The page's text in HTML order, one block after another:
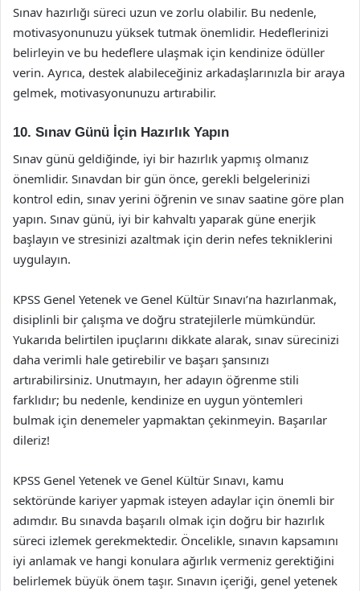
Sınav hazırlığı süreci uzun ve zorlu olabilir. Bu nedenle,
motivasyonunuzu yüksek tutmak önemlidir. Hedeflerinizi
belirleyin ve bu hedeflere ulaşmak için kendinize ödüller
verin. Ayrıca, destek alabileceğiniz arkadaşlarınızla bir araya
gelmek, motivasyonunuzu artırabilir.
10. Sınav Günü İçin Hazırlık Yapın
Sınav günü geldiğinde, iyi bir hazırlık yapmış olmanız
önemlidir. Sınavdan bir gün önce, gerekli belgelerinizi
kontrol edin, sınav yerini öğrenin ve sınav saatine göre plan
yapın. Sınav günü, iyi bir kahvaltı yaparak güne enerjik
başlayın ve stresinizi azaltmak için derin nefes tekniklerini
uygulayın.
KPSS Genel Yetenek ve Genel Kültür Sınavı’na hazırlanmak,
disiplinli bir çalışma ve doğru stratejilerle mümkündür.
Yukarıda belirtilen ipuçlarını dikkate alarak, sınav sürecinizi
daha verimli hale getirebilir ve başarı şansınızı
artırabilirsiniz. Unutmayın, her adayın öğrenme stili
farklıdır; bu nedenle, kendinize en uygun yöntemleri
bulmak için denemeler yapmaktan çekinmeyin. Başarılar
dileriz!
KPSS Genel Yetenek ve Genel Kültür Sınavı, kamu
sektöründe kariyer yapmak isteyen adaylar için önemli bir
adımdır. Bu sınavda başarılı olmak için doğru bir hazırlık
süreci izlemek gerekmektedir. Öncelikle, sınavın kapsamını
iyi anlamak ve hangi konulara ağırlık vermeniz gerektiğini
belirlemek büyük önem taşır. Sınavın içeriği, genel yetenek